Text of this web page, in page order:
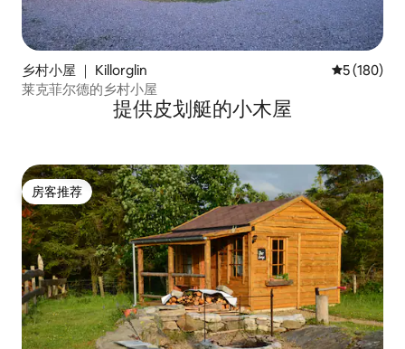
乡村小屋 ｜ Killorglin 平均评分 5
5 (180)
莱克菲尔德的乡村小屋
提供皮划艇的小木屋
房客推荐
房客推荐